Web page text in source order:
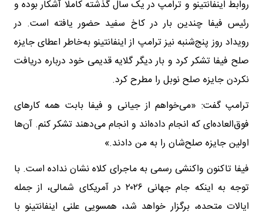
روابط اینفانتینو و ترامپ در یک سال گذشته کاملا آشکار بوده و
رئیس فیفا چندین بار در کاخ سفید حضور یافته است. در
رویداد روز پنج‌شنبه نیز ترامپ از اینفانتینو به‌خاطر اعطای جایزه
صلح فیفا تشکر کرد و بار دیگر گلایه قدیمی خود درباره دریافت
نکردن جایزه صلح نوبل را مطرح کرد.
ترامپ گفت: «می‌خواهم از جیانی و فیفا بابت همه کارهای
فوق‌العاده‌ای که انجام داده‌اند و انجام می‌دهند تشکر کنم. آن‌ها
اولین جایزه صلح‌شان را به من دادند.»
فیفا تاکنون واکنشی رسمی به ماجرای کلاه نشان نداده است. با
توجه به اینکه جام جهانی ۲۰۲۶ در آمریکای شمالی، از جمله
ایالات متحده، برگزار خواهد شد، همسویی علنی اینفانتینو با